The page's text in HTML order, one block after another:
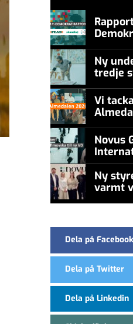
Ny
tredje
nämna
Vi
Novus
CEO
Ny
varmt
Carl
Dela på Facebook
Dela på Twitter
Dela på Linkedin